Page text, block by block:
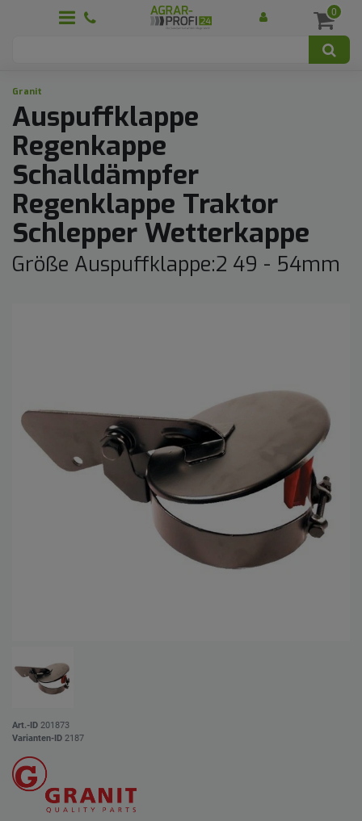
0
Granit
Auspuffklappe
Regenkappe
Schalldämpfer
Regenklappe Traktor
Schlepper Wetterkappe
Größe Auspuffklappe:2 49 - 54mm
Art.-ID 201873
Varianten-ID 2187